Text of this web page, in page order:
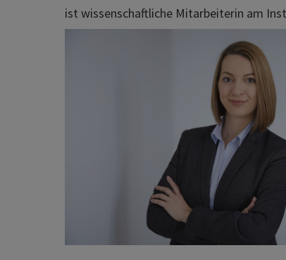
ist wissenschaftliche Mitarbeiterin am